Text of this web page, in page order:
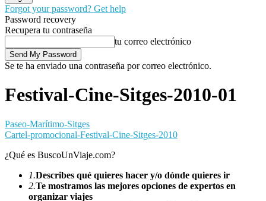
Forgot your password? Get help
Password recovery
Recupera tu contraseña
tu correo electrónico
Se te ha enviado una contraseña por correo electrónico.
Festival-Cine-Sitges-2010-01
Paseo-Marítimo-Sitges
Cartel-promocional-Festival-Cine-Sitges-2010
¿Qué es BuscoUnViaje.com?
1.Describes qué quieres hacer y/o dónde quieres ir
2.Te mostramos las mejores opciones de expertos en
organizar viajes